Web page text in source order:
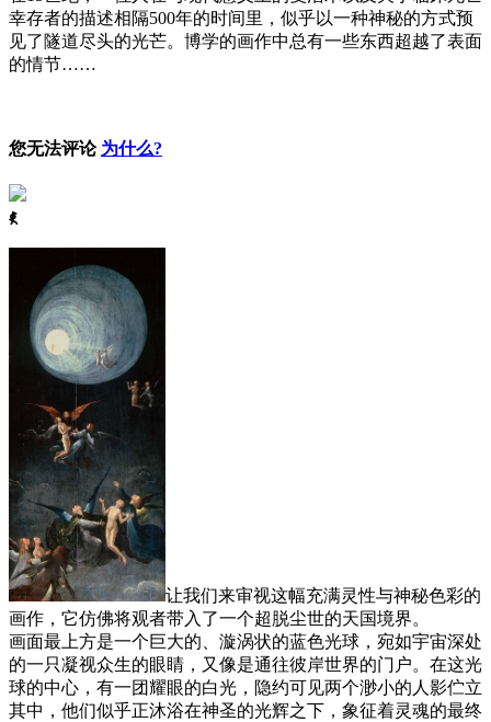
幸存者的描述相隔500年的时间里，似乎以一种神秘的方式预
见了隧道尽头的光芒。博学的画作中总有一些东西超越了表面
的情节……
您无法评论 为什么?
ꈅ
让我们来审视这幅充满灵性与神秘色彩的
画作，它仿佛将观者带入了一个超脱尘世的天国境界。
画面最上方是一个巨大的、漩涡状的蓝色光球，宛如宇宙深处
的一只凝视众生的眼睛，又像是通往彼岸世界的门户。在这光
球的中心，有一团耀眼的白光，隐约可见两个渺小的人影伫立
其中，他们似乎正沐浴在神圣的光辉之下，象征着灵魂的最终